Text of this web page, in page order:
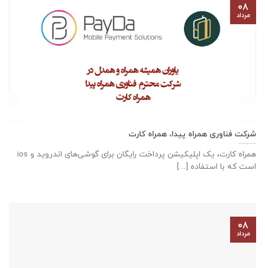
شرکت فناوری همراه پیدا، همراه کارت
همراه کارت، یک اپلیکیشن پرداخت رایگان برای گوشی‌های اندروید و ios
است که با استفاده [...]
۰۸
مرداد
۰۸
مرداد